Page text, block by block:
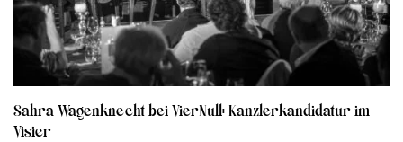
Sahra Wagenknecht bei VierNull: Kanzlerkandidatur im
Visier